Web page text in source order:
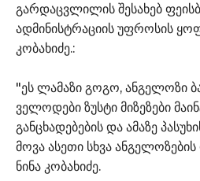
გარდაცვლილის შესახებ
ადმინისტრაციის უფროსის
კობახიძე.:
"ეს ლამაზი გოგო, ანგელოზი
ველოდები ზუსტი მიზეზები
განცხადებების და ამაზე
მოვა ასეთი სხვა
ნინა კობახიძე.